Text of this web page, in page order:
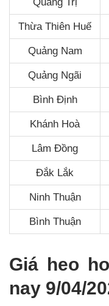
Thừa Thiên Huế
Quảng Nam
Quảng Ngãi
Bình Định
Khánh Hoà
Lâm Đồng
Đắk Lắk
Ninh Thuận
Bình Thuận
Giá heo
nay 9/04/